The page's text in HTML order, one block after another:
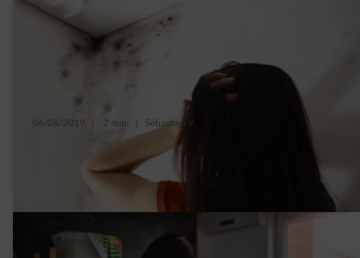
06/08/2019 2 min. Sébastien V.
Vijf keer waterschade die je thuis echt niet